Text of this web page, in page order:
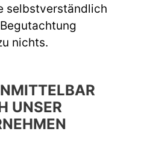
selbstverständlich
nichts.
UNSER